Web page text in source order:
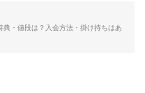
典・値段は？入会方法・掛け持ちはあ